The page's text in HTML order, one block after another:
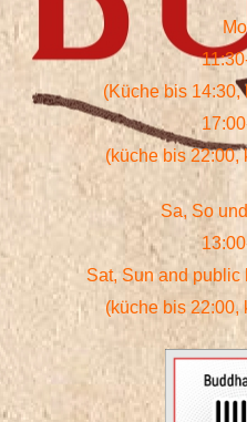
(Küche bis 14:30,
(küche bis 22:00,
Sa, So
Sat, Sun and
(küche bis 22:00,